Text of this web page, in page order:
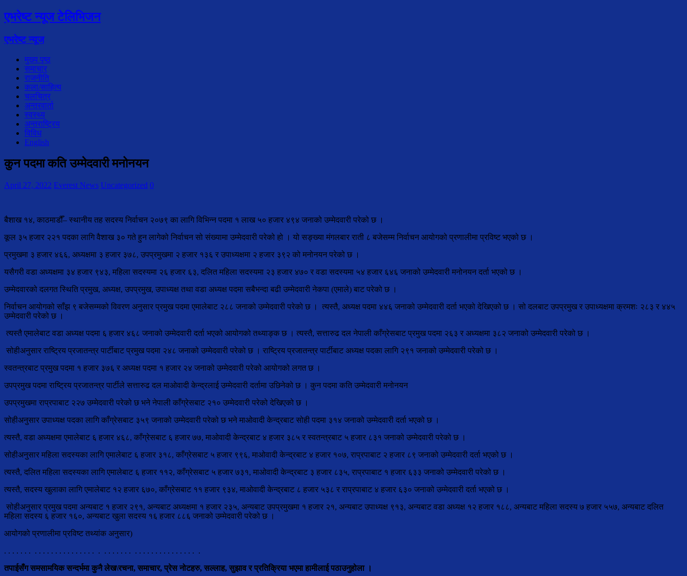
एभरेष्ट न्यूज टेलिभिजन
एभरेष्ट न्यूज
मुख्य पृष्ठ
समाचार
राजनीति
कला/साहित्य
चलचित्र
अन्तरवार्ता
स्वस्थ्य
अन्तराष्ट्रिय
विविध
English
कुन पदमा कति उम्मेदवारी मनोनयन
April 27, 2022 Everest News Uncategorized 0
बैशाख १४, काठमाडौँ– स्थानीय तह सदस्य निर्वाचन २०७९ का लागि विभिन्न पदमा १ लाख ५० हजार ४९४ जनाको उम्मेदवारी परेको छ ।
कूल ३५ हजार २२१ पदका लागि वैशाख ३० गते हुन लागेको निर्वाचन सो संख्यामा उम्मेदवारी परेको हो । यो सङ्ख्या मंगलबार राती ८ बजेसम्म निर्वाचन आयोगको प्रणालीमा प्रविष्ट भएको छ ।
प्रमुखमा ३ हजार ४६६, अध्यक्षमा ३ हजार ३७८, उपप्रमुखमा २ हजार १३६ र उपाध्यक्षमा २ हजार ३९२ को मनोनयन परेको छ ।
यसैगरी वडा अध्यक्षमा ३४ हजार ९४३, महिला सदस्यमा २६ हजार ६३, दलित महिला सदस्यमा २३ हजार ४७० र वडा सदस्यमा ५४ हजार ६४६ जनाको उम्मेदवारी मनोनयन दर्ता भएको छ ।
उम्मेदवारको दलगत स्थिति प्रमुख, अध्यक्ष, उपप्रमुख, उपाध्यक्ष तथा वडा अध्यक्ष पदमा सबैभन्दा बढी उम्मेदवारी नेकपा (एमाले) बाट परेको छ ।
निर्वाचन आयोगको साँझ ९ बजेसम्मको विवरण अनुसार प्रमुख पदमा एमालेबाट २८८ जनाको उम्मेदवारी परेको छ । त्यस्तै, अध्यक्ष पदमा ४४६ जनाको उम्मेदवारी दर्ता भएको देखिएको छ । सो दलबाट उपप्रमुख र उपाध्यक्षमा क्रमशः २८३ र ४४५
उम्मेदवारी परेको छ ।
त्यस्तै एमालेबाट वडा अध्यक्ष पदमा ६ हजार ४६८ जनाको उम्मेदवारी दर्ता भएको आयोगको तथ्याङ्क छ । त्यस्तै, सत्तारुढ दल नेपाली काँग्रेसबाट प्रमुख पदमा २६३ र अध्यक्षमा ३८२ जनाको उम्मेदवारी परेको छ ।
सोहीअनुसार राष्ट्रिय प्रजातन्त्र पार्टीबाट प्रमुख पदमा २४८ जनाको उम्मेदवारी परेको छ । राष्ट्रिय प्रजातन्त्र पार्टीबाट अध्यक्ष पदका लागि २९१ जनाको उम्मेदवारी परेको छ ।
स्वतन्त्रबाट प्रमुख पदमा १ हजार ३७६ र अध्यक्ष पदमा १ हजार २४ जनाको उम्मेदवारी परेको आयोगको लगत छ ।
उपप्रमुख पदमा राष्ट्रिय प्रजातन्त्र पार्टीले सत्तारुढ दल माओवादी केन्द्रलाई उम्मेदवारी दर्तामा उछिनेको छ । कुन पदमा कति उम्मेदवारी मनोनयन
उपप्रमुखमा राप्रपाबाट २२७ उम्मेदवारी परेको छ भने नेपाली काँग्रेसबाट २१० उम्मेदवारी परेको देखिएको छ ।
सोहीअनुसार उपाध्यक्ष पदका लागि काँग्रेसबाट ३५९ जनाको उम्मेदवारी परेको छ भने माओवादी केन्द्रबाट सोही पदमा ३१४ जनाको उम्मेदवारी दर्ता भएको छ ।
त्यस्तै, वडा अध्यक्षमा एमालेबाट ६ हजार ४६८, काँग्रेसबाट ६ हजार ७७, माओवादी केन्द्रबाट ४ हजार ३८५ र स्वतन्त्रबाट ५ हजार ८३१ जनाको उम्मेदवारी परेको छ ।
सोहीअनुसार महिला सदस्यका लागि एमालेबाट ६ हजार ३१८, काँग्रेसबाट ५ हजार ९९६, माओवादी केन्द्रबाट ४ हजार १०७, राप्रपाबाट २ हजार ८९ जनाको उम्मेदवारी दर्ता भएको छ ।
त्यस्तै, दलित महिला सदस्यका लागि एमालेबाट ६ हजार ११२, काँग्रेसबाट ५ हजार ७३१, माओवादी केन्द्रबाट ३ हजार ८३५, राप्रपाबाट १ हजार ६३३ जनाको उम्मेदवारी परेको छ ।
त्यस्तै, सदस्य खुलाका लागि एमालेबाट १२ हजार ६७०, काँग्रेसबाट ११ हजार ९३४, माओवादी केन्द्रबाट ८ हजार ५३८ र राप्रपाबाट ४ हजार ६३० जनाको उम्मेदवारी दर्ता भएको छ ।
सोहीअनुसार प्रमुख पदमा अन्यबाट १ हजार २९१, अन्यबाट अध्यक्षमा १ हजार २३५, अन्यबाट उपप्रमुखमा १ हजार २१, अन्यबाट उपाध्यक्ष ९१३, अन्यबाट वडा अध्यक्ष १२ हजार १८८, अन्यबाट महिला सदस्य ७ हजार ५५७, अन्यबाट दलित
महिला सदस्य ६ हजार १६०, अन्यबाट खुला सदस्य १६ हजार ८८६ जनाको उम्मेदवारी परेको छ ।
आयोगको प्रणालीमा प्रविष्ट तथ्यांक अनुसार)
. . . . . . . . . . . . . . . . . . . . . . . . . . . . . . . . . . . . . . . . . . . . . .
तपाईसँग समसामयिक सन्दर्भमा कुनै लेख\रचना, समाचार, प्रेस नोटहरु, सल्लाह, सुझाव र प्रतिक्रिया भएमा हामीलाई पठाउनुहोला ।